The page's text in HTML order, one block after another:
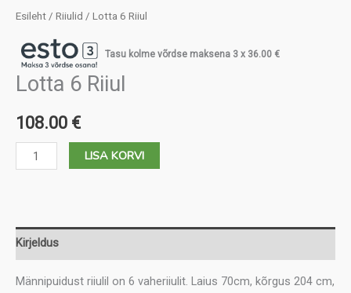
Esileht / Riiulid / Lotta 6 Riiul
Tasu kolme võrdse maksena 3 x 36.00 €
Lotta 6 Riiul
108.00 €
Lotta
6
LISA KORVI
Kirjeldus
Männipuidust riiulil on 6 vaheriiulit. Laius 70cm, kõrgus 204 cm,